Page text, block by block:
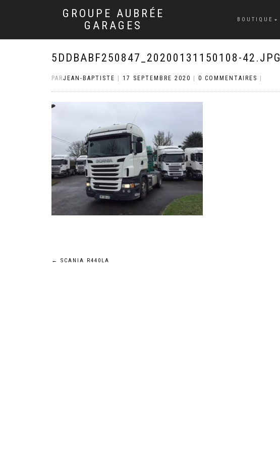
GROUPE AUBRÉE
GARAGES
BOUTIQUE
5DDBABF250847_20200131150108-42.JPG
PARJEAN-BAPTISTE 17 SEPTEMBRE 2020 0 COMMENTAIRES
Navigation
← SCANIA R440LA